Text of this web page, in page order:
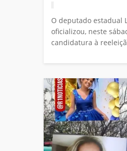
O deputado estadual
oficializou, neste
candidatura à